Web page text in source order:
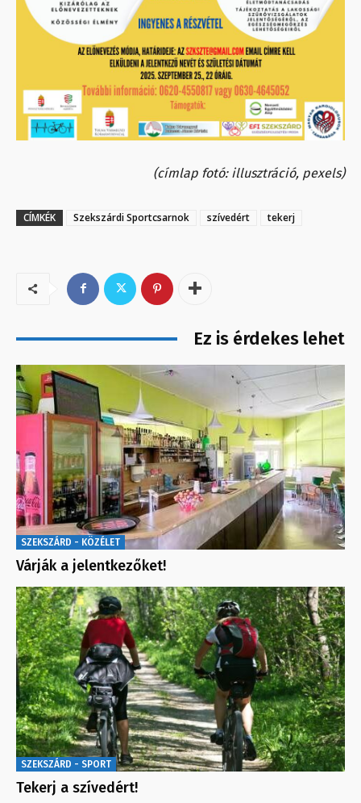
(címlap fotó: illusztráció, pexels)
CÍMKÉK Szekszárdi Sportcsarnok szívedért tekerj
Ez is érdekes lehet
SZEKSZÁRD - KÖZÉLET
Várják a jelentkezőket!
SZEKSZÁRD - SPORT
Tekerj a szívedért!